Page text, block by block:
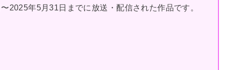
2025年5月31日までに放送・配信された作品です。